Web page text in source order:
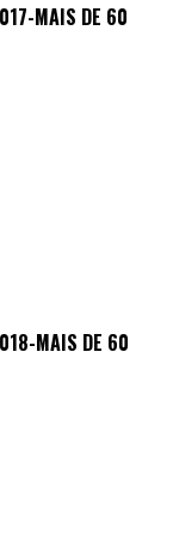
MAIS DE 60
MAIS DE 60